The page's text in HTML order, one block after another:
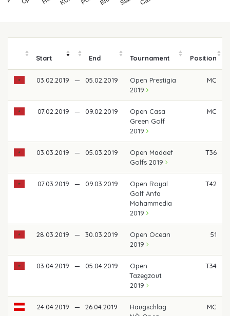
Start End Tournament Position
03.02.2019 — 05.02.2019
Open Prestigia
2019
MC
07.02.2019 — 09.02.2019
Open Casa
Green Golf
2019
MC
03.03.2019 — 05.03.2019
Open Madaef
Golfs 2019
T36
07.03.2019 — 09.03.2019
Open Royal
Golf Anfa
Mohammedia
2019
T42
28.03.2019 — 30.03.2019
Open Ocean
2019
51
03.04.2019 — 05.04.2019
Open
Tazegzout
2019
T34
24.04.2019 — 26.04.2019
Haugschlag
MC